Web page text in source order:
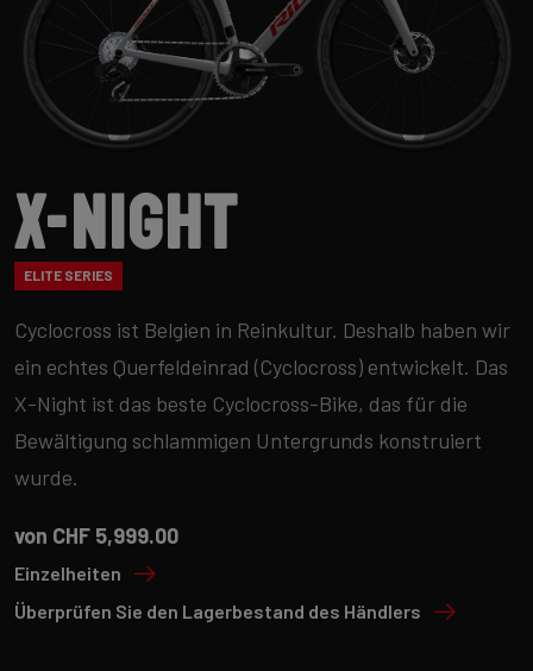
X-Night
ELITE SERIES
Cyclocross ist Belgien in Reinkultur. Deshalb haben wir
ein echtes Querfeldeinrad (Cyclocross) entwickelt. Das
X-Night ist das beste Cyclocross-Bike, das für die
Bewältigung schlammigen Untergrunds konstruiert
wurde.
von CHF 5,999.00
Einzelheiten
Überprüfen Sie den Lagerbestand des Händlers